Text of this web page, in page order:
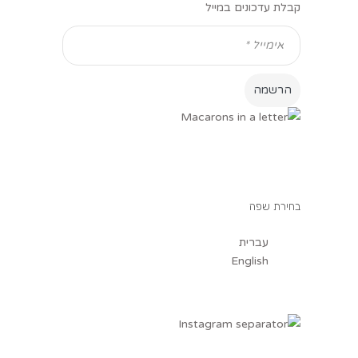
קבלת עדכונים במייל
בחירת שפה
עברית
English